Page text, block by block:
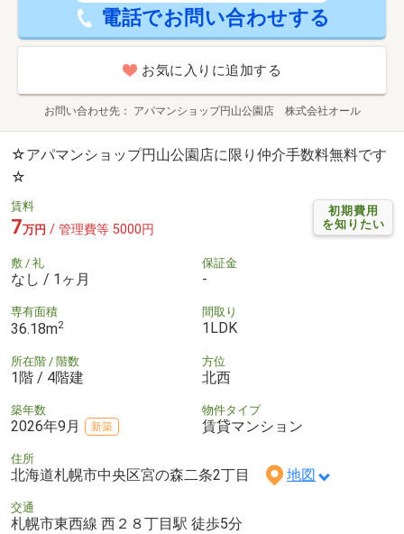
電話でお問い合わせする
お気に入りに追加する
お問い合わせ先 アパマンショップ円山公園店 株式会社オール
☆アパマンショップ円山公園店に限り仲介手数料無料です
☆
初期費用
を知りたい
賃料
7万円 / 管理費等 5000円
敷 / 礼
なし / 1ヶ月
保証金
-
専有面積
36.18m2
間取り
1LDK
所在階 / 階数
1階 / 4階建
方位
北西
築年数
2026年9月 新築
物件タイプ
賃貸マンション
住所
北海道札幌市中央区宮の森二条2丁目 地図
交通
札幌市東西線 西２８丁目駅 徒歩5分